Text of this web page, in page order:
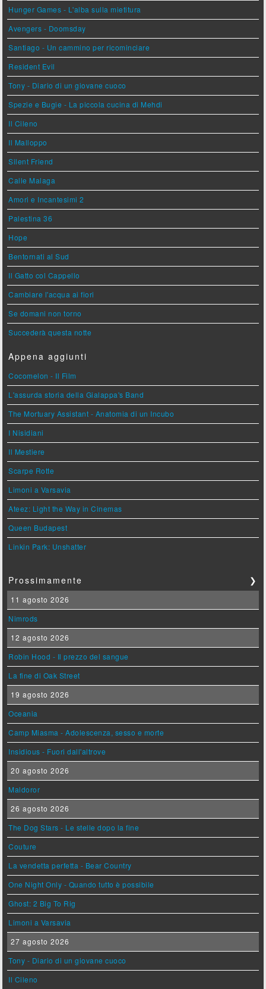
Hunger Games - L'alba sulla mietitura
Avengers - Doomsday
Santiago - Un cammino per ricominciare
Resident Evil
Tony - Diario di un giovane cuoco
Spezie e Bugie - La piccola cucina di Mehdi
Il Cileno
Il Malloppo
Silent Friend
Calle Malaga
Amori e Incantesimi 2
Palestina 36
Hope
Bentornati al Sud
Il Gatto col Cappello
Cambiare l'acqua ai fiori
Se domani non torno
Succederà questa notte
Appena aggiunti
Cocomelon - Il Film
L'assurda storia della Gialappa's Band
The Mortuary Assistant - Anatomia di un Incubo
I Nisidiani
Il Mestiere
Scarpe Rotte
Limoni a Varsavia
Ateez: Light the Way in Cinemas
Queen Budapest
Linkin Park: Unshatter
Prossimamente ❯
11 agosto 2026
Nimrods
12 agosto 2026
Robin Hood - Il prezzo del sangue
La fine di Oak Street
19 agosto 2026
Oceania
Camp Miasma - Adolescenza, sesso e morte
Insidious - Fuori dall'altrove
20 agosto 2026
Maldoror
26 agosto 2026
The Dog Stars - Le stelle dopo la fine
Couture
La vendetta perfetta - Bear Country
One Night Only - Quando tutto è possibile
Ghost: 2 Big To Rig
Limoni a Varsavia
27 agosto 2026
Tony - Diario di un giovane cuoco
Il Cileno